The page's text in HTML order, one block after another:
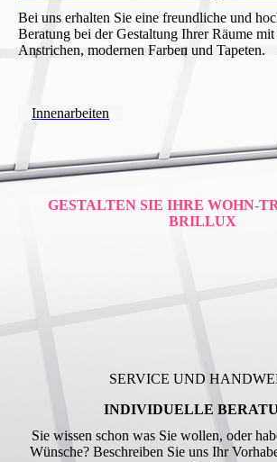
Bei uns erhalten Sie eine freundliche und
Beratung bei der Gestaltung Ihrer Räume
Anstrichen, modernen Farben und Tapeten.
Innenarbeiten
GESTALTEN SIE IHRE WOHN-
BRILLUX
SERVICE UND
INDIVIDUELLE
Sie wissen schon was Sie wollen, oder
Wünsche? Beschreiben Sie uns Ihr